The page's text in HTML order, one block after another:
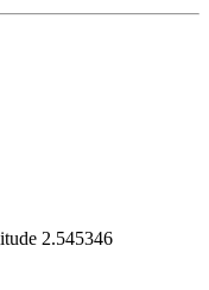
2.545346